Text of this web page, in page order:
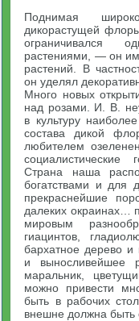
Поднимая
дикорастущей
ограничивался
растениями, — он
растений. В
он уделял
Много новых
над розами. И. В.
в культуру
состава дикой
любителем
Страна наша
богатствами и для
прекраснейшие
далеких окраинах…
мировым
гиацинтов,
бархатное дерево и
и выносливейшее
маральник,
можно привести
быть в рабочих
внешне должна быть